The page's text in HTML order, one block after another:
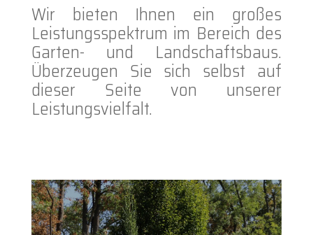
Wir bieten Ihnen ein großes
Leistungsspektrum im Bereich des
Garten- und Landschaftsbaus.
Überzeugen Sie sich selbst auf
dieser Seite von unserer
Leistungsvielfalt.